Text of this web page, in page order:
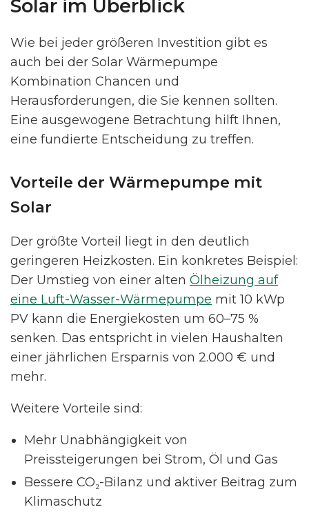
Solar im Überblick
Wie bei jeder größeren Investition gibt es
auch bei der Solar Wärmepumpe
Kombination Chancen und
Herausforderungen, die Sie kennen sollten.
Eine ausgewogene Betrachtung hilft Ihnen,
eine fundierte Entscheidung zu treffen.
Vorteile der Wärmepumpe mit
Solar
Der größte Vorteil liegt in den deutlich
geringeren Heizkosten. Ein konkretes Beispiel:
Der Umstieg von einer alten Ölheizung auf
eine Luft-Wasser-Wärmepumpe mit 10 kWp
PV kann die Energiekosten um 60–75 %
senken. Das entspricht in vielen Haushalten
einer jährlichen Ersparnis von 2.000 € und
mehr.
Weitere Vorteile sind:
Mehr Unabhängigkeit von
Preissteigerungen bei Strom, Öl und Gas
Bessere CO₂-Bilanz und aktiver Beitrag zum
Klimaschutz